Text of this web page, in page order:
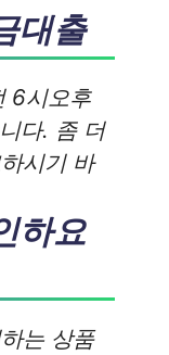
대출
6시오후
다. 좀 더
시기 바
하요
는 상품